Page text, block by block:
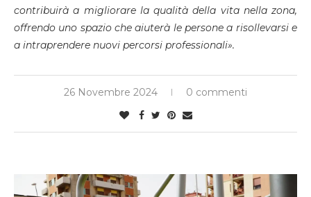
contribuirà a migliorare la qualità della vita nella zona,
offrendo uno spazio che aiuterà le persone a risollevarsi e
a intraprendere nuovi percorsi professionali».
26 Novembre 2024 0 commenti